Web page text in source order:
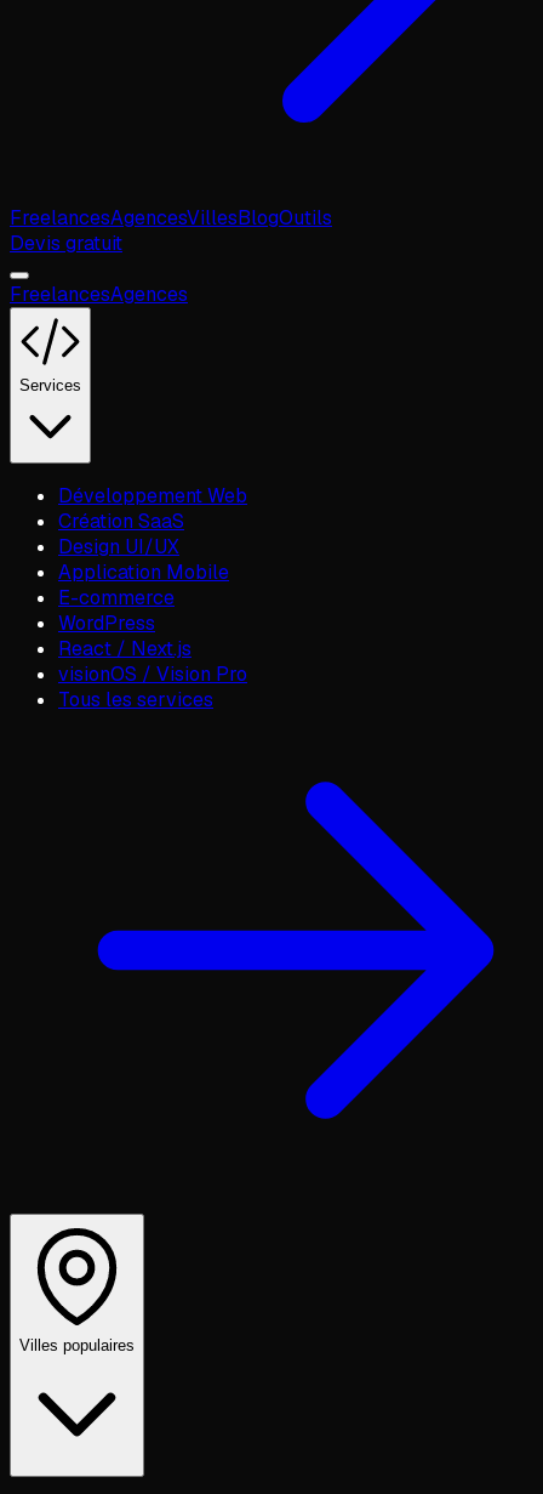
FreelancesAgencesVillesBlogOutils
Devis gratuit
FreelancesAgences
Services
Développement Web
Création SaaS
Design UI/UX
Application Mobile
E-commerce
WordPress
React / Next.js
visionOS / Vision Pro
Tous les services
Villes populaires